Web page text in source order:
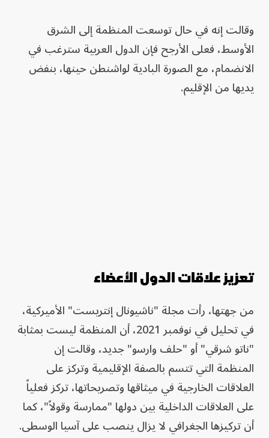
وقالت إنه في حال توسعت المنظمة إلى الشرق
الأوسط، فعلى الأرجح فإن الدول العربية سترغب في
الانضمام، مع الصورة البادية لواشنطن حينها، بنفض
يديها من الإقليم.
تعزيز علاقات الدول الأعضاء
من جهتها، رأت مجلة "ناشيونال إنتريست" الأميركية،
في تحليل في نوفمبر 2021، أن المنظمة ليست بمثابة
"ناتو شرقي" أو "حلف وارسو" جديد، وقالت إن
المنظمة التي تتسم بالصفة الإقليمية وتركز على
العلاقات الخارجية في ميثاقها وتصريحاتها، تركز فعلياً
على العلاقات الداخلية بين دولها "ممارسة وقولاً"، كما
أن تركيزها الجغرافي لا يزال ينصب على آسيا الوسطى.